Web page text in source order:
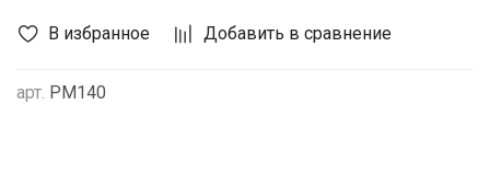
В избранное Добавить в сравнение
арт. PM140